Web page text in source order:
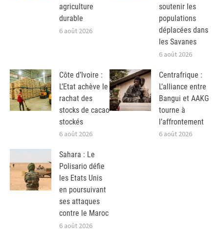
agriculture
durable
6 août 2026
soutenir les
populations
déplacées dans
les Savanes
6 août 2026
Côte d’Ivoire :
L’Etat achève le
rachat des
stocks de cacao
stockés
6 août 2026
Centrafrique :
L’alliance entre
Bangui et AAKG
tourne à
l’affrontement
6 août 2026
Sahara : Le
Polisario défie
les Etats Unis
en poursuivant
ses attaques
contre le Maroc
6 août 2026